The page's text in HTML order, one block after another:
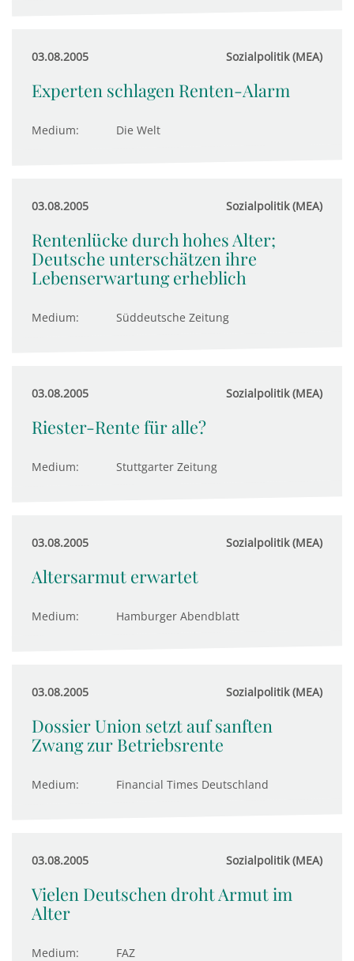
03.08.2005 Sozialpolitik (MEA)
Experten schlagen Renten-Alarm
Medium: Die Welt
03.08.2005 Sozialpolitik (MEA)
Rentenlücke durch hohes Alter;
Deutsche unterschätzen ihre
Lebenserwartung erheblich
Medium: Süddeutsche Zeitung
03.08.2005 Sozialpolitik (MEA)
Riester-Rente für alle?
Medium: Stuttgarter Zeitung
03.08.2005 Sozialpolitik (MEA)
Altersarmut erwartet
Medium: Hamburger Abendblatt
03.08.2005 Sozialpolitik (MEA)
Dossier Union setzt auf sanften
Zwang zur Betriebsrente
Medium: Financial Times Deutschland
03.08.2005 Sozialpolitik (MEA)
Vielen Deutschen droht Armut im
Alter
Medium: FAZ